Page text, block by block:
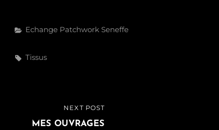
Categories
Echange Patchwork Seneffe
Tags,
Tissus
Navigation
POST
NEXT POST
MES OUVRAGES